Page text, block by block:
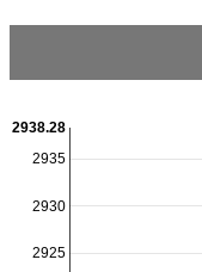
2925
2930
2935
2938.28